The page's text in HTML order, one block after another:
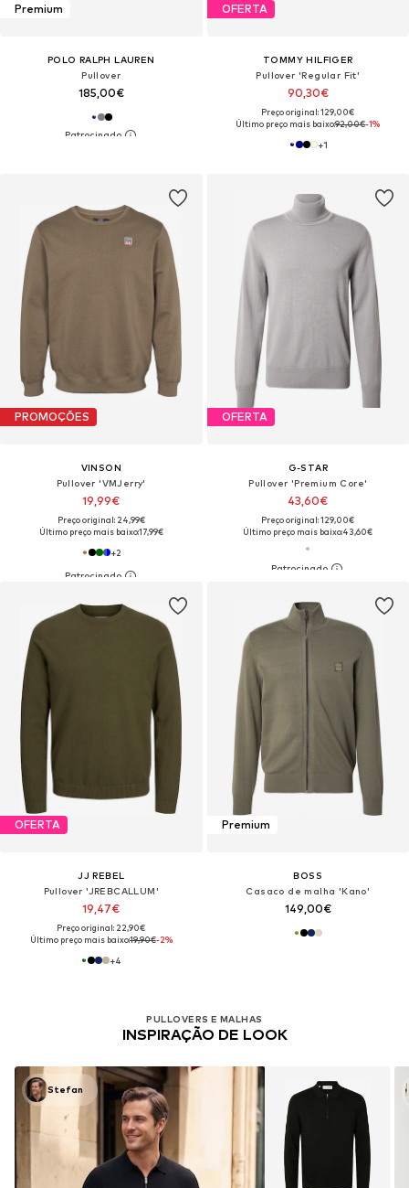
Premium
POLO RALPH LAUREN
Pullover
185,00€
OFERTA
TOMMY HILFIGER
Pullover 'Regular Fit'
90,30€
Preço original: 129,00€
Último preço mais baixo:92,00€-1%
+1
PROMOÇÕES
VINSON
Pullover 'VMJerry'
19,99€
Preço original: 24,99€
Último preço mais baixo:17,99€
+2
OFERTA
G-STAR
Pullover 'Premium Core'
43,60€
Preço original: 129,00€
Último preço mais baixo:43,60€
OFERTA
JJ REBEL
Pullover 'JREBCALLUM'
19,47€
Preço original: 22,90€
Último preço mais baixo:19,90€-2%
+4
Premium
BOSS
Casaco de malha 'Kano'
149,00€
PULLOVERS E MALHAS
INSPIRAÇÃO DE LOOK
Stefan